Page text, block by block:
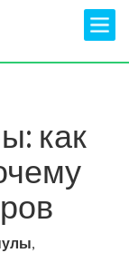
как
,